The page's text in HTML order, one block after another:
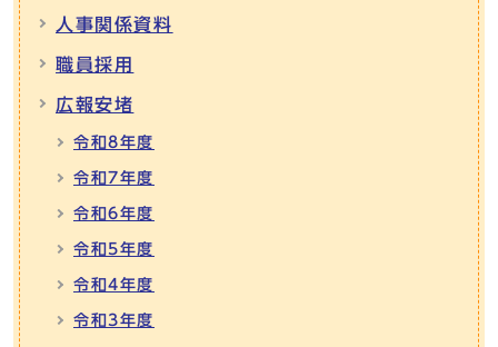
人事関係資料
職員採用
広報安堵
令和8年度
令和7年度
令和6年度
令和5年度
令和4年度
令和3年度